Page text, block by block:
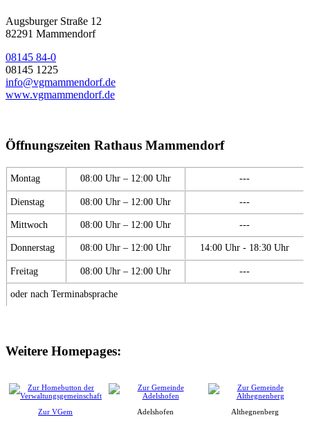
Augsburger Straße 12
82291 Mammendorf
08145 84-0
08145 1225
info@vgmammendorf.de
www.vgmammendorf.de
Öffnungszeiten Rathaus Mammendorf
Montag 08:00 Uhr – 12:00 Uhr ---
Dienstag 08:00 Uhr – 12:00 Uhr ---
Mittwoch 08:00 Uhr – 12:00 Uhr ---
Donnerstag 08:00 Uhr – 12:00 Uhr 14:00 Uhr - 18:30 Uhr
Freitag 08:00 Uhr – 12:00 Uhr ---
oder nach Terminabsprache
Weitere Homepages:
Zur VGem Adelshofen Althegnenberg